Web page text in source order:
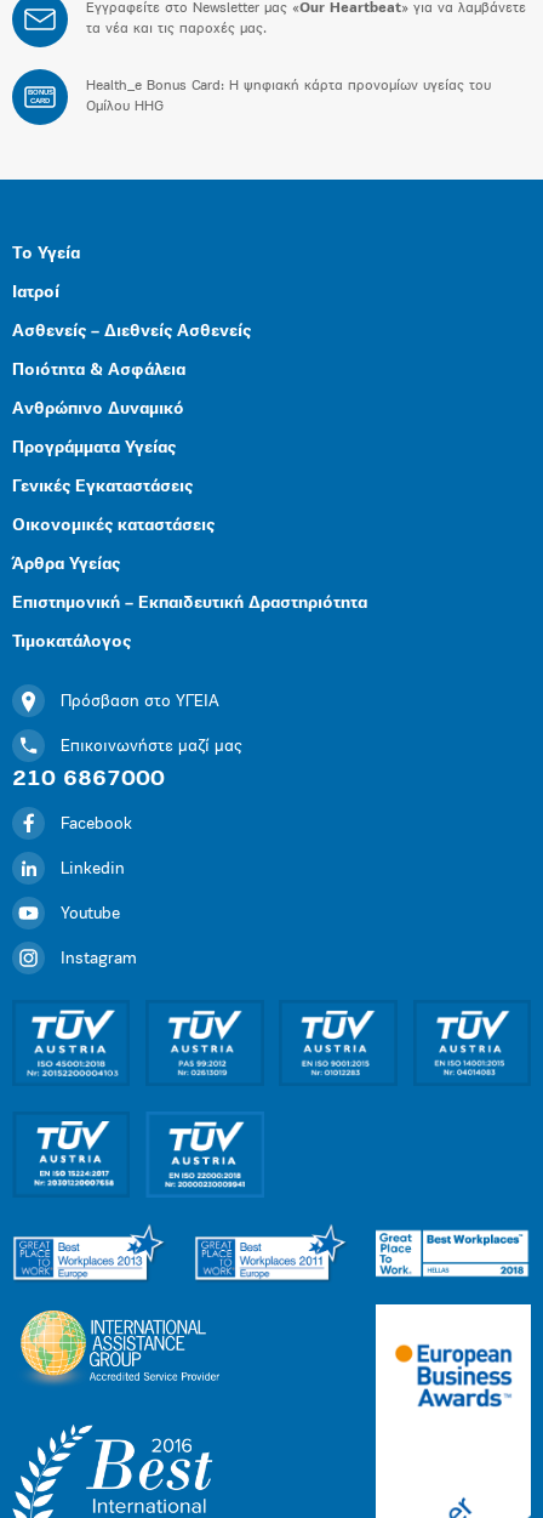
Εγγραφείτε στο Newsletter μας «Our Heartbeat» για να λαμβάνετε
τα νέα και τις παροχές μας.
BONUS
CARD
Health_e Bonus Card: H ψηφιακή κάρτα προνομίων υγείας του
Ομίλου HHG
Το Υγεία
Ιατροί
Ασθενείς – Διεθνείς Ασθενείς
Ποιότητα & Ασφάλεια
Ανθρώπινο Δυναμικό
Προγράμματα Υγείας
Γενικές Εγκαταστάσεις
Οικονομικές καταστάσεις
Άρθρα Υγείας
Επιστημονική – Εκπαιδευτική Δραστηριότητα
Τιμοκατάλογος
Πρόσβαση στο ΥΓΕΙΑ
Επικοινωνήστε μαζί μας
210 6867000
Facebook
Linkedin
Youtube
Instagram